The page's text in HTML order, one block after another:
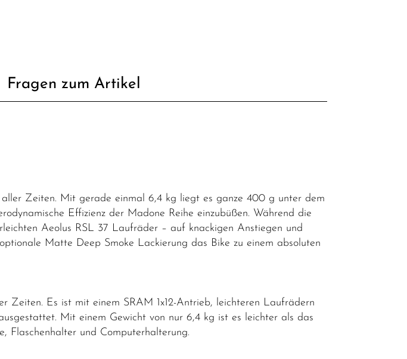
Fragen zum Artikel
Zeiten. Mit gerade einmal 6,4 kg liegt es ganze 400 g unter dem
Effizienz der Madone Reihe einzubüßen. Während die
Aeolus RSL 37 Laufräder – auf knackigen Anstiegen und
Matte Deep Smoke Lackierung das Bike zu einem absoluten
Zeiten. Es ist mit einem SRAM 1x12-Antrieb, leichteren Laufrädern
Mit einem Gewicht von nur 6,4 kg ist es leichter als das
Flaschenhalter und Computerhalterung.